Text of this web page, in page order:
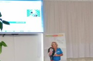
SKS